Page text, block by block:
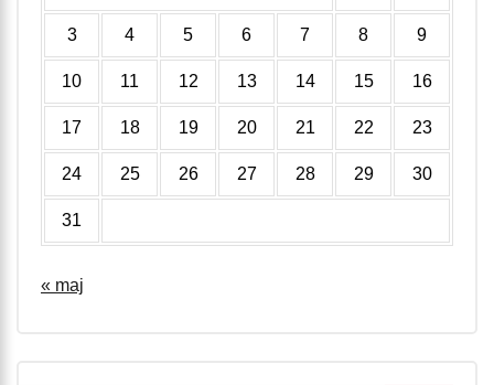
3 4 5 6 7 8 9
10 11 12 13 14 15 16
17 18 19 20 21 22 23
24 25 26 27 28 29 30
31
« maj